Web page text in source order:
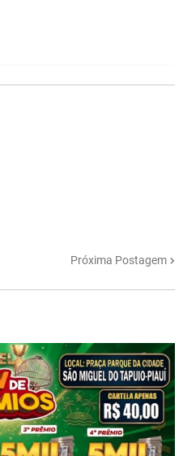
Próxima Postagem